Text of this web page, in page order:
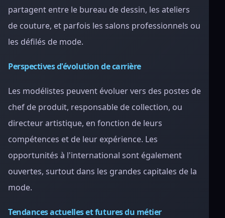
partagent entre le bureau de dessin, les ateliers
de couture, et parfois les salons professionnels ou
les défilés de mode.
Perspectives d'évolution de carrière
Les modélistes peuvent évoluer vers des postes de
chef de produit, responsable de collection, ou
directeur artistique, en fonction de leurs
compétences et de leur expérience. Les
opportunités à l'international sont également
ouvertes, surtout dans les grandes capitales de la
mode.
Tendances actuelles et futures du métier